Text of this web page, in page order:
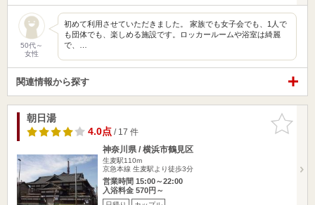
50代～
女性
初めて利用させていただきました。 家族でも女子会でも、1人で
も団体でも、楽しめる施設です。ロッカールームや浴室は綺麗
で、…
関連情報から探す
お気に入
りに追加
朝日湯
4.0点/ 17 件
神奈川県 / 横浜市鶴見区
生麦駅110m
京急本線 生麦駅より徒歩3分
営業時間 15:00～22:00
入浴料金 570円～